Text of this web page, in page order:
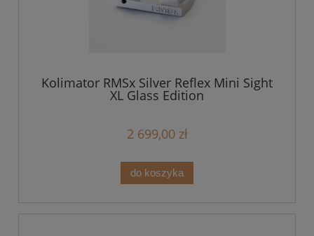
Kolimator RMSx Silver Reflex Mini Sight
XL Glass Edition
2 699,00 zł
do koszyka